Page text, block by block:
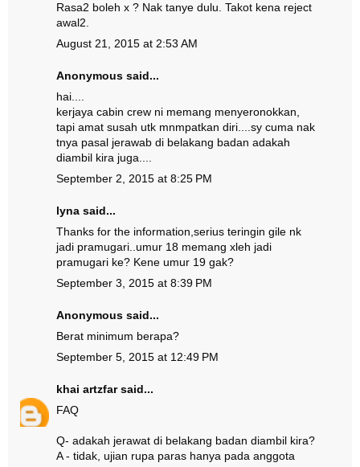
Rasa2 boleh x ? Nak tanye dulu. Takot kena reject
awal2.
August 21, 2015 at 2:53 AM
Anonymous said...
hai....
kerjaya cabin crew ni memang menyeronokkan,
tapi amat susah utk mnmpatkan diri....sy cuma nak
tnya pasal jerawab di belakang badan adakah
diambil kira juga....
September 2, 2015 at 8:25 PM
lyna said...
Thanks for the information,serius teringin gile nk
jadi pramugari..umur 18 memang xleh jadi
pramugari ke? Kene umur 19 gak?
September 3, 2015 at 8:39 PM
Anonymous said...
Berat minimum berapa?
September 5, 2015 at 12:49 PM
khai artzfarsaid...
FAQ
Q- adakah jerawat di belakang badan diambil kira?
A - tidak, ujian rupa paras hanya pada anggota